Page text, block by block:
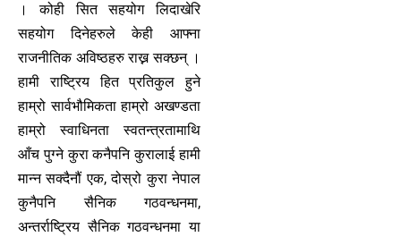
। कोही सित सहयोग लिदाखेरि
सहयोग दिनेहरुले केही आफ्ना
राजनीतिक अविष्ठहरु राख्न सक्छन् ।
हामी राष्ट्रिय हित प्रतिकुल हुने
हाम्रो सार्वभौमिकता हाम्रो अखण्डता
हाम्रो स्वाधिनता स्वतन्त्रतामाथि
आँच पुग्ने कुरा कनैपनि कुरालाई हामी
मान्न सक्दैनौं एक, दोस्रो कुरा नेपाल
कुनैपनि सैनिक गठवन्धनमा,
अन्तर्राष्ट्रिय सैनिक गठवन्धनमा या